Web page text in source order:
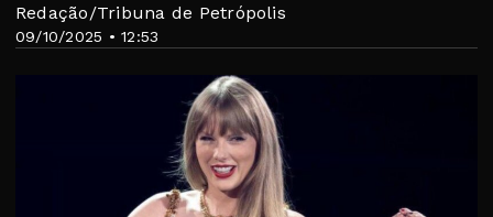
09/10/2025 • 12:53
Redação/Tribuna de Petrópolis